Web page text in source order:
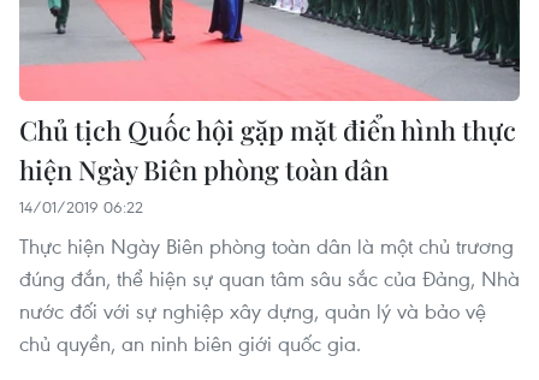
Chủ tịch Quốc hội gặp mặt điển hình thực
hiện Ngày Biên phòng toàn dân
14/01/2019 06:22
Thực hiện Ngày Biên phòng toàn dân là một chủ trương
đúng đắn, thể hiện sự quan tâm sâu sắc của Đảng, Nhà
nước đối với sự nghiệp xây dựng, quản lý và bảo vệ
chủ quyền, an ninh biên giới quốc gia.